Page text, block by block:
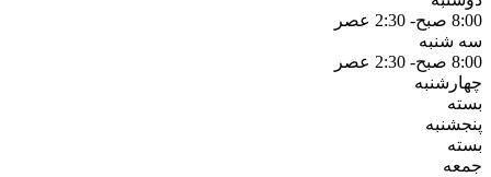
8:00 صبح- 2:30 عصر
سه شنبه
8:00 صبح- 2:30 عصر
چهارشنبه
بسته
پنجشنبه
بسته
جمعه